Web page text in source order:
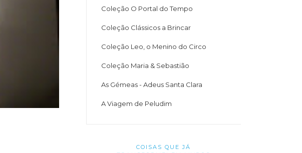
Coleção O Portal do Tempo
Coleção Clássicos a Brincar
Coleção Leo, o Menino do Circo
Coleção Maria & Sebastião
As Gémeas - Adeus Santa Clara
A Viagem de Peludim
COISAS QUE JÁ